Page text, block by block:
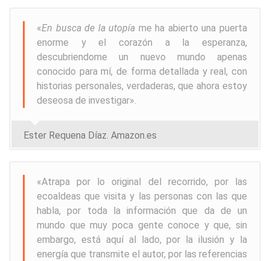
«En busca de la utopía me ha abierto una puerta
enorme y el corazón a la esperanza,
descubriendome un nuevo mundo apenas
conocido para mí, de forma detallada y real, con
historias personales, verdaderas, que ahora estoy
deseosa de investigar».
Ester Requena Díaz. Amazon.es
«Atrapa por lo original del recorrido, por las
ecoaldeas que visita y las personas con las que
habla, por toda la información que da de un
mundo que muy poca gente conoce y que, sin
embargo, está aquí al lado, por la ilusión y la
energía que transmite el autor, por las referencias